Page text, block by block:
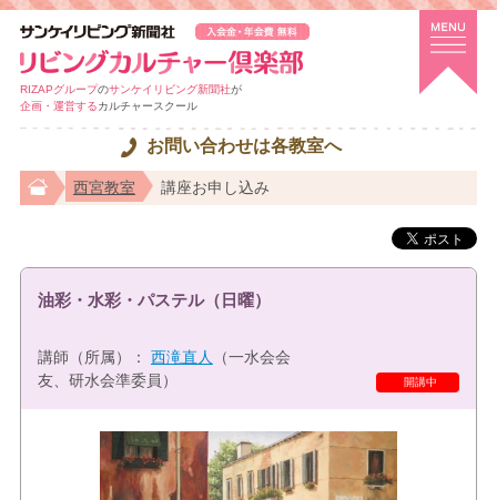
RIZAPグループのサンケイリビング新聞社が
企画・運営するカルチャースクール
お問い合わせは各教室へ
西宮教室 講座お申し込み
開講中
油彩・水彩・パステル（日曜）
講師（所属）： 西滝直人
（一水会会
友、研水会準委員）